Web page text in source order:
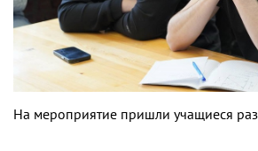
На мероприятие пришли учащиеся